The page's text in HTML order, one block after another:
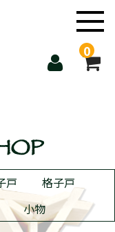
0
戸
格子戸
小物